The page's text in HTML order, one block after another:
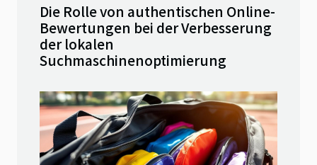
Die Rolle von authentischen Online-
Bewertungen bei der Verbesserung
der lokalen
Suchmaschinenoptimierung